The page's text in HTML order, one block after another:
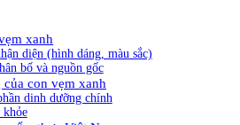
xanh
diện (hình dáng, màu sắc)
bố và nguồn gốc
con vẹm xanh
dinh dưỡng chính